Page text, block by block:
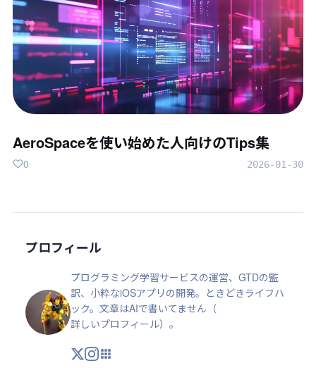
AeroSpaceを使い始めた人向けのTips集
2026-01-30
0
プロフィール
プログラミング学習サービスの運営、GTDの監
訳、小粋なiOSアプリの開発。ときどきライフハ
ック。文章はAIで書いてません（
詳しいプロフィール）。
X Instagram
アプリ・ツール